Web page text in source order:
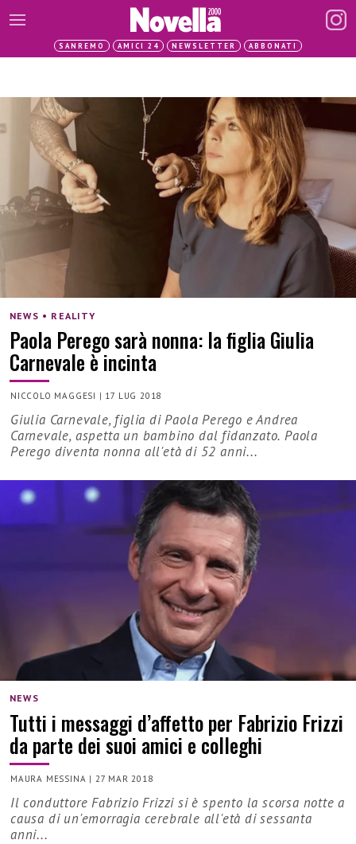
SANREMO AMICI 24 NEWSLETTER ABBONATI
NEWS • REALITY
Paola Perego sarà nonna: la figlia Giulia
Carnevale è incinta
NICCOLO MAGGESI | 17 LUG 2018
Giulia Carnevale, figlia di Paola Perego e Andrea
Carnevale, aspetta un bambino dal fidanzato. Paola
Perego diventa nonna all'età di 52 anni...
NEWS
Tutti i messaggi d’affetto per Fabrizio Frizzi
da parte dei suoi amici e colleghi
MAURA MESSINA | 27 MAR 2018
Il conduttore Fabrizio Frizzi si è spento la scorsa notte a
causa di un'emorragia cerebrale all'età di sessanta
anni...